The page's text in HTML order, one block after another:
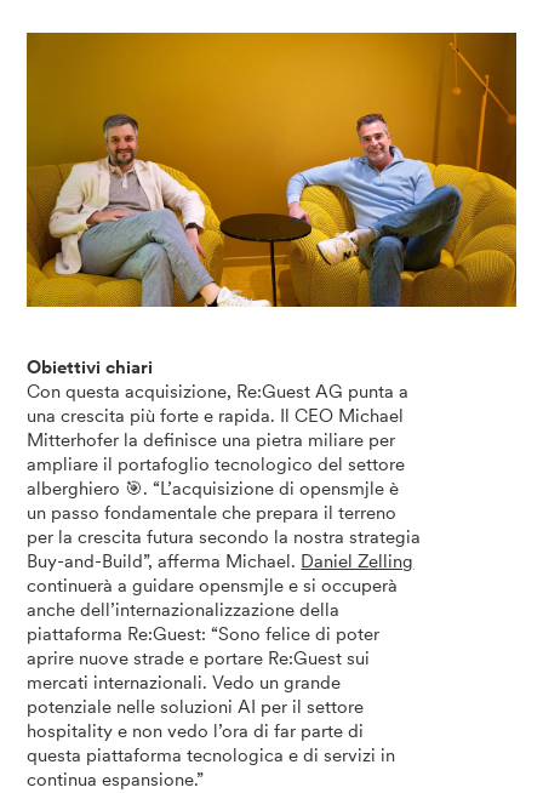
Obiettivi chiari
Con questa acquisizione, Re:Guest AG punta a
una crescita più forte e rapida. Il CEO Michael
Mitterhofer la definisce una pietra miliare per
ampliare il portafoglio tecnologico del settore
alberghiero 🎯. “L’acquisizione di opensmjle è
un passo fondamentale che prepara il terreno
per la crescita futura secondo la nostra strategia
Buy-and-Build”, afferma Michael. Daniel Zelling
continuerà a guidare opensmjle e si occuperà
anche dell’internazionalizzazione della
piattaforma Re:Guest: “Sono felice di poter
aprire nuove strade e portare Re:Guest sui
mercati internazionali. Vedo un grande
potenziale nelle soluzioni AI per il settore
hospitality e non vedo l’ora di far parte di
questa piattaforma tecnologica e di servizi in
continua espansione.”